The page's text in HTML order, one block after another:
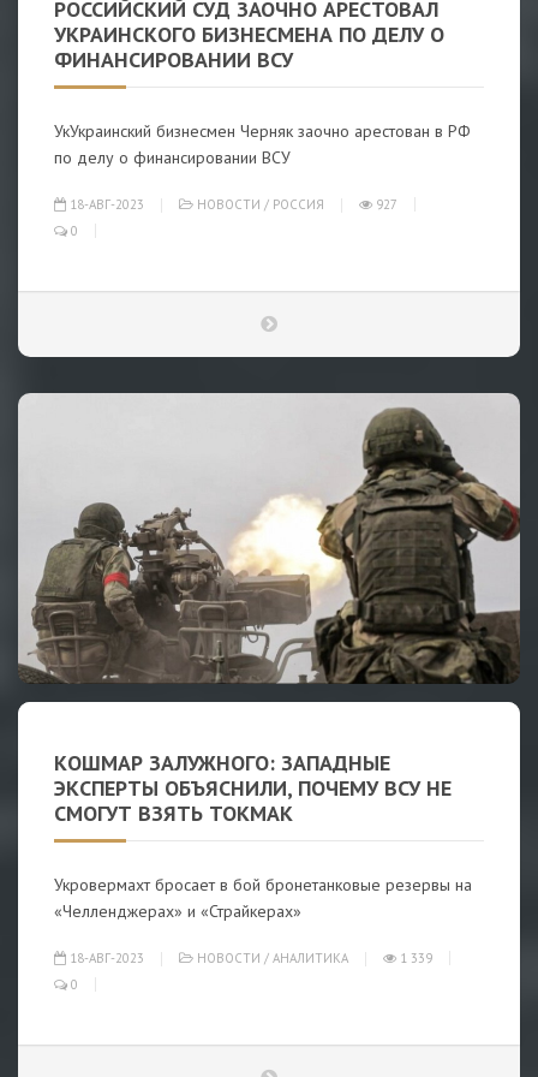
РОССИЙСКИЙ СУД ЗАОЧНО АРЕСТОВАЛ
УКРАИНСКОГО БИЗНЕСМЕНА ПО ДЕЛУ О
ФИНАНСИРОВАНИИ ВСУ
УкУкраинский бизнесмен Черняк заочно арестован в РФ
по делу о финансировании ВСУ
18-АВГ-2023 НОВОСТИ / РОССИЯ
927
0
КОШМАР ЗАЛУЖНОГО: ЗАПАДНЫЕ
ЭКСПЕРТЫ ОБЪЯСНИЛИ, ПОЧЕМУ ВСУ НЕ
СМОГУТ ВЗЯТЬ ТОКМАК
Укровермахт бросает в бой бронетанковые резервы на
«Челленджерах» и «Страйкерах»
18-АВГ-2023 НОВОСТИ / АНАЛИТИКА
1 339
0